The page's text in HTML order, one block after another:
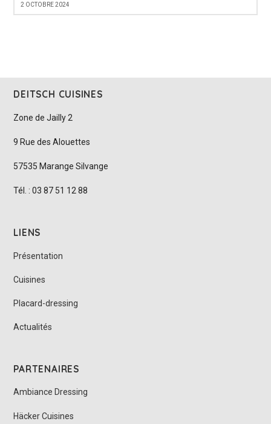
2 OCTOBRE 2024
DEITSCH CUISINES
Zone de Jailly 2
9 Rue des Alouettes
57535 Marange Silvange
Tél. : 03 87 51 12 88
LIENS
Présentation
Cuisines
Placard-dressing
Actualités
PARTENAIRES
Ambiance Dressing
Häcker Cuisines